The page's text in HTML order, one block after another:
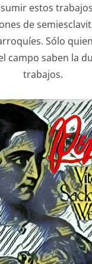
estos
de
Sólo
campo saben la
trabajos.